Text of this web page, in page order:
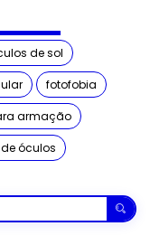
de sol
fotofobia
armação
óculos